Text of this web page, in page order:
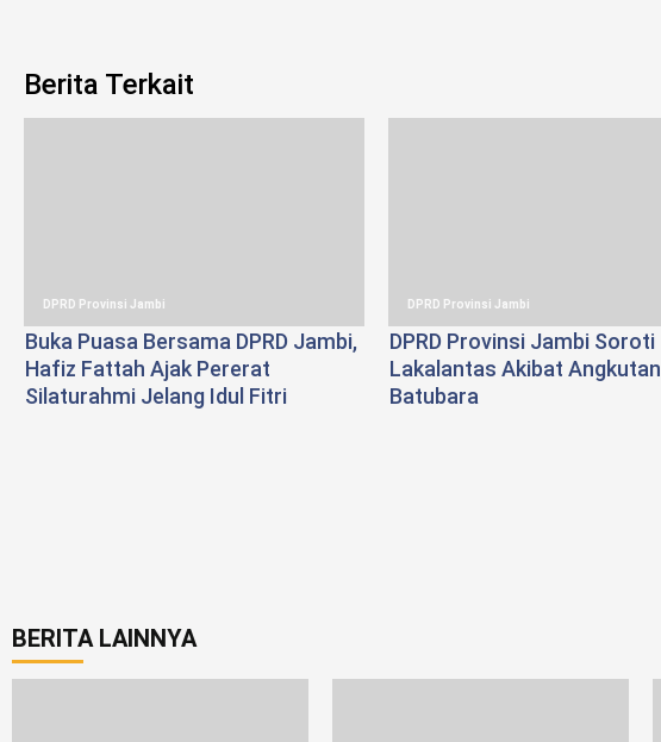
Berita Terkait
DPRD Provinsi Jambi
Buka Puasa Bersama DPRD Jambi,
Hafiz Fattah Ajak Pererat
Silaturahmi Jelang Idul Fitri
DPRD Provinsi Jambi
DPRD Provinsi Jambi Soroti
Lakalantas Akibat Angkutan
Batubara
BERITA LAINNYA